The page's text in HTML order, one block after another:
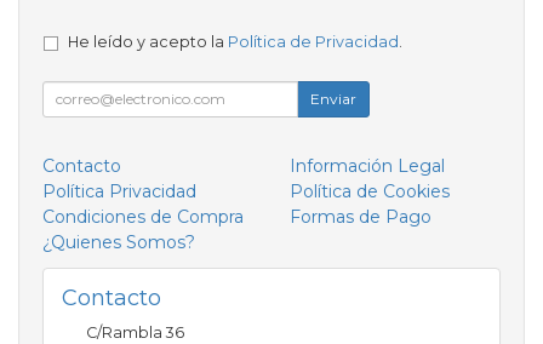
He leído y acepto la Política de Privacidad
Enviar
Contacto
Información Legal
Política Privacidad
Política de Cookies
Condiciones de Compra
Formas de Pago
¿Quienes Somos?
Contacto
C/Rambla 36